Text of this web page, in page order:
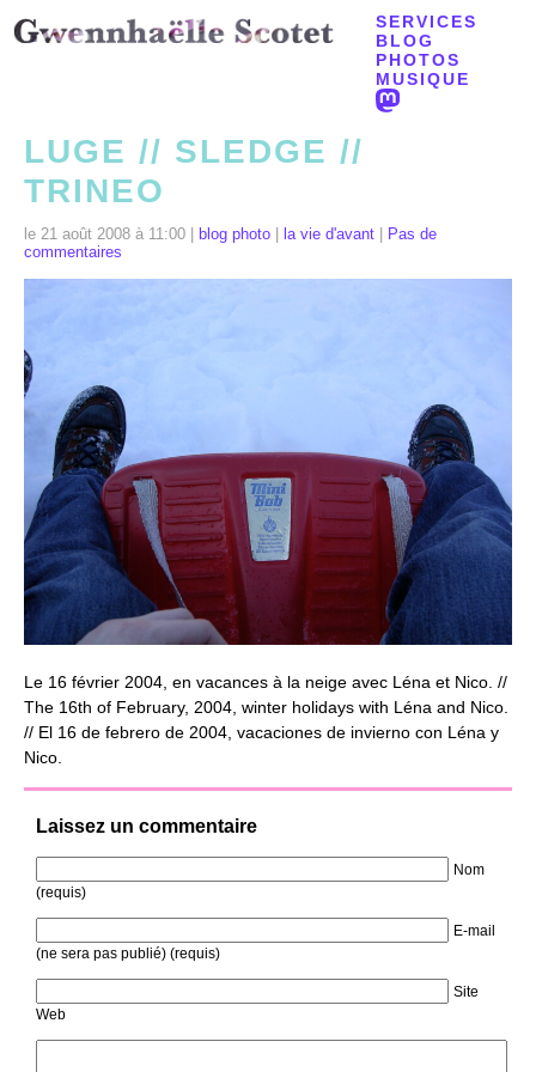
SERVICES
BLOG
PHOTOS
MUSIQUE
LUGE // SLEDGE //
TRINEO
le 21 août 2008 à 11:00 | blog photo la vie d'avant
Pas de
commentaires
Le 16 février 2004, en vacances à la neige avec Léna et Nico. //
The 16th of February, 2004, winter holidays with Léna and Nico.
// El 16 de febrero de 2004, vacaciones de invierno con Léna y
Nico.
Laissez un commentaire
Nom
(requis)
E-mail
(ne sera pas publié) (requis)
Site
Web